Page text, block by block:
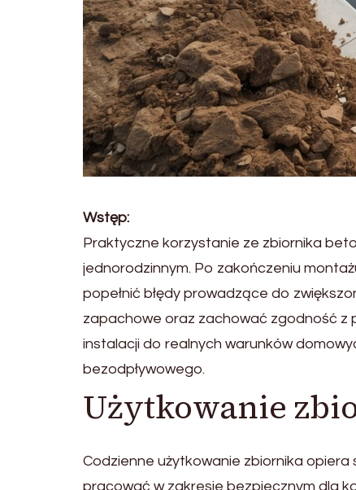
Wstęp:
Praktyczne korzystanie ze zbiornika
jednorodzinnym. Po zakończeniu
popełnić błędy prowadzące do
zapachowe oraz zachować zgodność z
instalacji do realnych warunków
bezodpływowego.
Użytkowanie
Codzienne użytkowanie zbiornika opiera
pracować w zakresie bezpiecznym dla